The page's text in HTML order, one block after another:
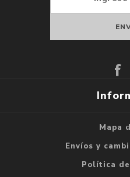
Mapa
Envíos y
Política